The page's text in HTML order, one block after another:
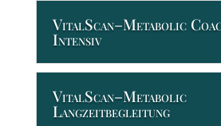
VitalScan–Metabolic
Intensiv
VitalScan–Metabolic
Langzeitbegleitung